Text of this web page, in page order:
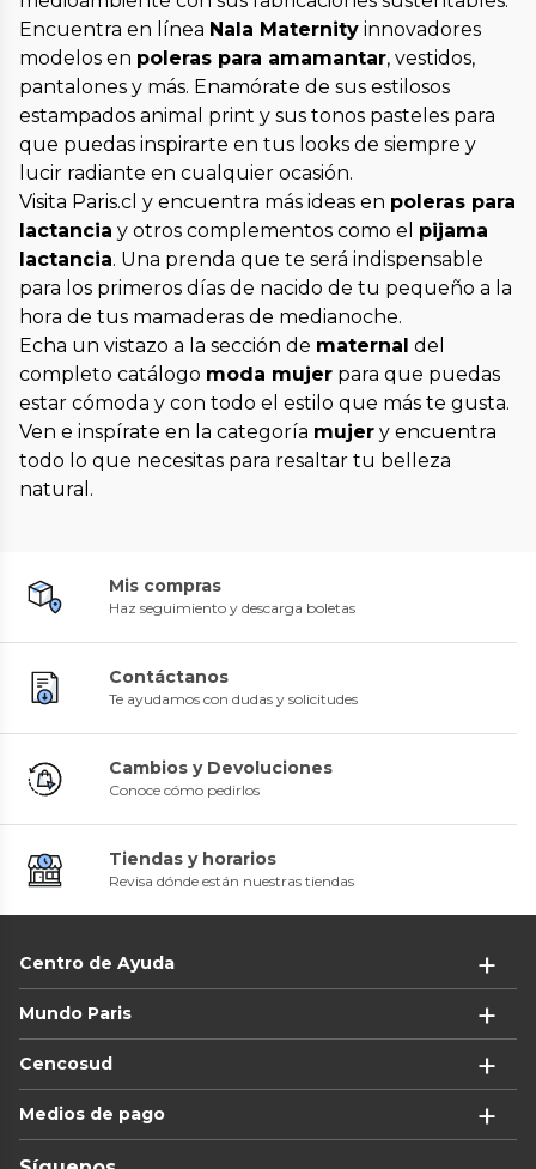
Encuentra en línea Nala Maternity innovadores
modelos en poleras para amamantar, vestidos,
pantalones y más. Enamórate de sus estilosos
estampados animal print y sus tonos pasteles para
que puedas inspirarte en tus looks de siempre y
lucir radiante en cualquier ocasión.
Visita Paris.cl y encuentra más ideas en poleras para
lactancia y otros complementos como el pijama
lactancia. Una prenda que te será indispensable
para los primeros días de nacido de tu pequeño a la
hora de tus mamaderas de medianoche.
Echa un vistazo a la sección de maternal del
completo catálogo moda mujer para que puedas
estar cómoda y con todo el estilo que más te gusta.
Ven e inspírate en la categoría mujer y encuentra
todo lo que necesitas para resaltar tu belleza
natural.
Mis compras
Haz seguimiento y descarga boletas
Contáctanos
Te ayudamos con dudas y solicitudes
Cambios y Devoluciones
Conoce cómo pedirlos
Tiendas y horarios
Revisa dónde están nuestras tiendas
Centro de Ayuda
Mundo Paris
Cencosud
Medios de pago